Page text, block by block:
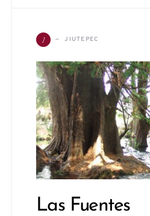
J JIUTEPEC
Las Fuentes